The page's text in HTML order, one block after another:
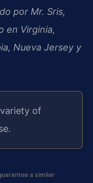
por Mr. Sris,
en Virginia,
Nueva Jersey y
of
a similar